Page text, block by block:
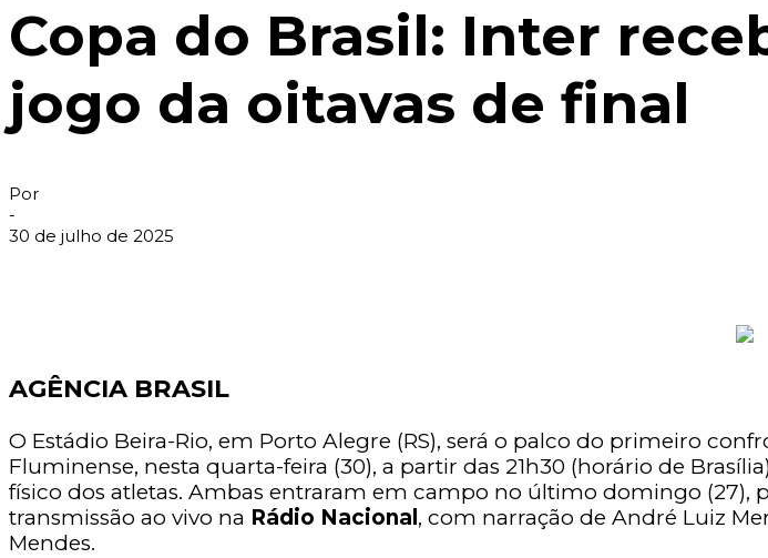
Copa do Brasil: Inter
jogo da oitavas de final
Por
-
30 de julho de 2025
AGÊNCIA BRASIL
O Estádio Beira-Rio, em Porto Alegre (RS), será o palco do primeiro
Fluminense, nesta quarta-feira (30), a partir das 21h30 (horário de
físico dos atletas. Ambas entraram em campo no último domingo (27),
transmissão ao vivo na Rádio Nacional , com narração de André Luiz
Mendes.